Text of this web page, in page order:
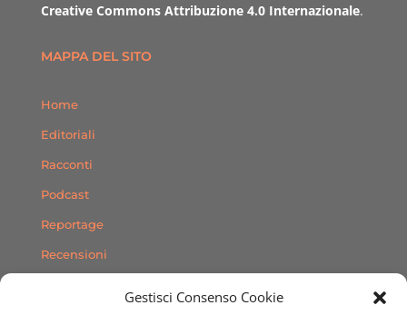
Gestisci Consenso Cookie
Creative Commons Attribuzione 4.0 Internazionale.
MAPPA DEL SITO
Home
Editoriali
Racconti
Podcast
Reportage
Recensioni